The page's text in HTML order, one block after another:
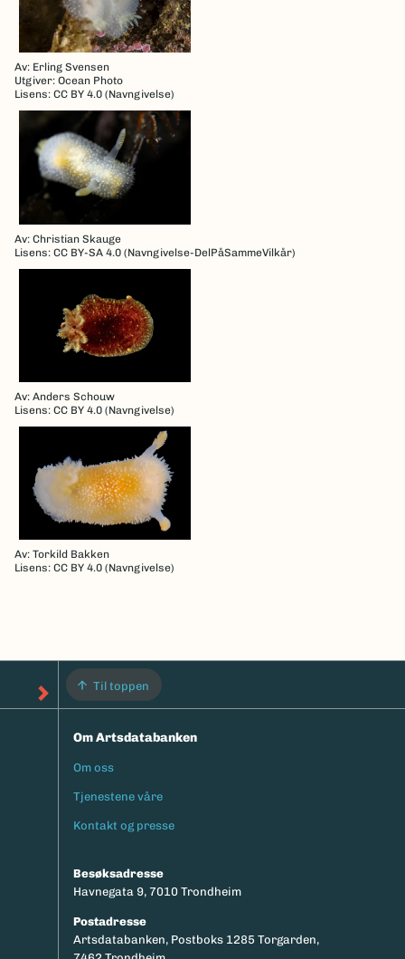
Av: Erling Svensen
Utgiver: Ocean Photo
Lisens: CC BY 4.0 (Navngivelse)
Av: Christian Skauge
Lisens: CC BY-SA 4.0 (Navngivelse-DelPåSammeVilkår)
Av: Anders Schouw
Lisens: CC BY 4.0 (Navngivelse)
Av: Torkild Bakken
Lisens: CC BY 4.0 (Navngivelse)
Til toppen
Om Artsdatabanken
Footermeny
Om oss
Tjenestene våre
Kontakt og presse
Besøksadresse
Havnegata 9, 7010 Trondheim
Postadresse
Artsdatabanken, Postboks 1285 Torgarden,